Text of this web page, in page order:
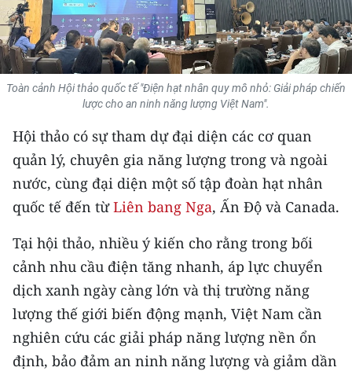
MÔI TRƯỜNG
BẠN ĐỌC
KIỂM CHỨNG THÔNG TIN
TRI THỨC CHUYÊN SÂU
54 DÂN TỘC VIỆT NAM
CHƯƠNG TRÌNH OCOP - MỖI XÃ
RADIO
MEDIA CENTER
E-Magazine
Toàn cảnh Hội thảo quốc tế "Điện hạt nhân quy mô nhỏ: Giải pháp chiến
lược cho an ninh năng lượng Việt Nam".
Hội thảo có sự tham dự đại diện các cơ quan
quản lý, chuyên gia năng lượng trong và ngoài
nước, cùng đại diện một số tập đoàn hạt nhân
quốc tế đến từLiên bang Nga, Ấn Độ và Canada.
Tại hội thảo, nhiều ý kiến cho rằng trong bối
cảnh nhu cầu điện tăng nhanh, áp lực chuyển
dịch xanh ngày càng lớn và thị trường năng
lượng thế giới biến động mạnh, Việt Nam cần
nghiên cứu các giải pháp năng lượng nền ổn
định, bảo đảm an ninh năng lượng và giảm dần